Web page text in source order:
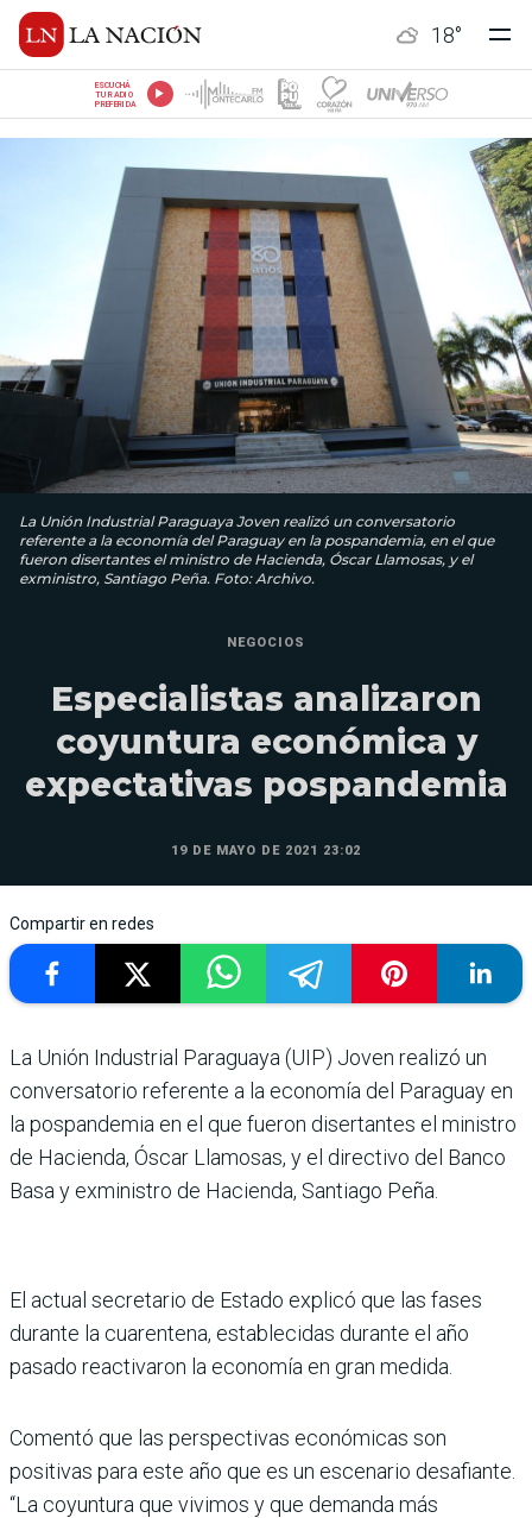
18°
ESCUCHÁ
TU RADIO
PREFERIDA
La Unión Industrial Paraguaya Joven realizó un conversatorio
referente a la economía del Paraguay en la pospandemia, en el que
fueron disertantes el ministro de Hacienda, Óscar Llamosas, y el
exministro, Santiago Peña. Foto: Archivo.
NEGOCIOS
Especialistas analizaron
coyuntura económica y
expectativas pospandemia
19 DE MAYO DE 2021 23:02
Compartir en redes
La Unión Industrial Paraguaya (UIP) Joven realizó un
conversatorio referente a la economía del Paraguay en
la pospandemia en el que fueron disertantes el ministro
de Hacienda, Óscar Llamosas, y el directivo del Banco
Basa y exministro de Hacienda, Santiago Peña.
El actual secretario de Estado explicó que las fases
durante la cuarentena, establecidas durante el año
pasado reactivaron la economía en gran medida.
Comentó que las perspectivas económicas son
positivas para este año que es un escenario desafiante.
“La coyuntura que vivimos y que demanda más